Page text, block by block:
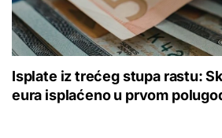
Isplate iz trećeg stupa rastu:
eura isplaćeno u prvom